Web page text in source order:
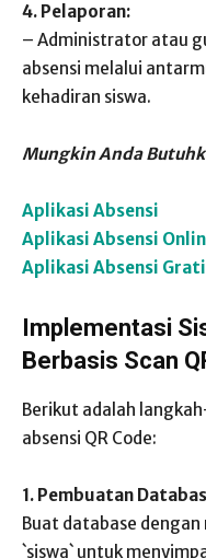
4. Pelaporan:
– Administrator atau
absensi melalui
kehadiran siswa.
Mungkin Anda
Aplikasi Absensi
Aplikasi Absensi
Aplikasi Absensi
Implementasi
Berbasis Scan
Berikut adalah
absensi QR Code:
1. Pembuatan
Buat database dengan
`siswa` untuk